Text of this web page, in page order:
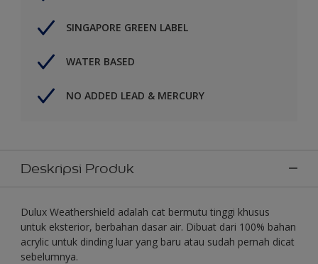
SINGAPORE GREEN LABEL
WATER BASED
NO ADDED LEAD & MERCURY
Deskripsi Produk
Dulux Weathershield adalah cat bermutu tinggi khusus
untuk eksterior, berbahan dasar air. Dibuat dari 100% bahan
acrylic untuk dinding luar yang baru atau sudah pernah dicat
sebelumnya.